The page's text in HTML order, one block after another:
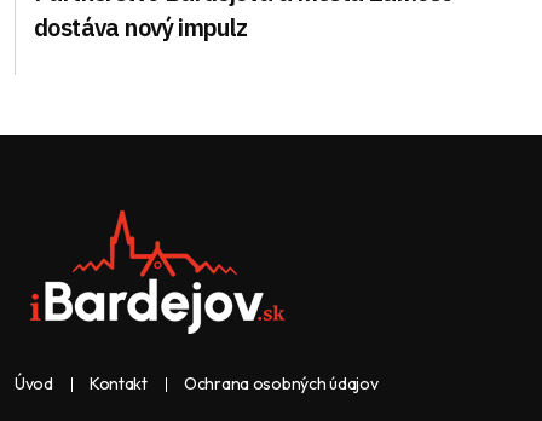
dostáva nový impulz
Úvod Kontakt Ochrana osobných údajov